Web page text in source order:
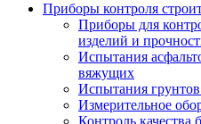
Приборы контроля
Приборы для
изделий и
Испытания
вяжущих
Испытания
Измерительное
Контроль качества